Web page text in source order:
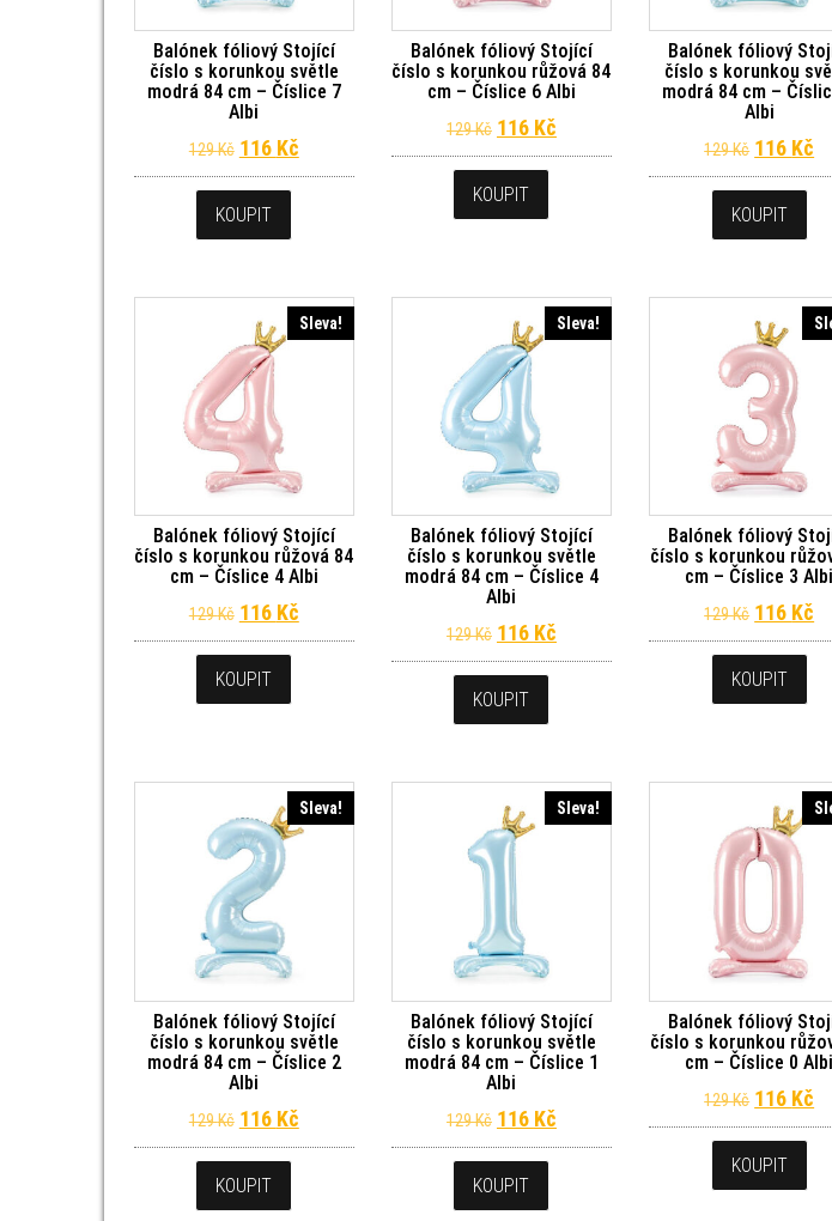
Balónek fóliový Stojící
číslo s korunkou světle
modrá 84 cm – Číslice 7
Albi
129Kč Původní cena byla: 129 Kč.
116 KčAktuální cena je: 116 Kč.
KOUPIT
Balónek fóliový Stojící
číslo s korunkou růžová 84
cm – Číslice 6 Albi
129Kč Původní cena byla: 129 Kč.
116 KčAktuální cena je: 116 Kč.
KOUPIT
Balónek fóliový
číslo s korunkou
modrá 84 cm –
Albi
129Kč Původní
116 Kč
KOUPIT
Sleva!
Balónek fóliový Stojící
číslo s korunkou růžová 84
cm – Číslice 4 Albi
129Kč Původní cena byla: 129 Kč.
116 KčAktuální cena je: 116 Kč.
KOUPIT
Sleva!
Balónek fóliový Stojící
číslo s korunkou světle
modrá 84 cm – Číslice 4
Albi
129Kč Původní cena byla: 129 Kč.
116 KčAktuální cena je: 116 Kč.
KOUPIT
Balónek fóliový
číslo s korunkou
cm – Číslice 3 Albi
129Kč Původní
116 Kč
KOUPIT
Sleva!
Balónek fóliový Stojící
číslo s korunkou světle
modrá 84 cm – Číslice 2
Albi
129Kč Původní cena byla: 129 Kč.
116 KčAktuální cena je: 116 Kč.
KOUPIT
Sleva!
Balónek fóliový Stojící
číslo s korunkou světle
modrá 84 cm – Číslice 1
Albi
129Kč Původní cena byla: 129 Kč.
116 KčAktuální cena je: 116 Kč.
KOUPIT
Balónek fóliový
číslo s korunkou
cm – Číslice 0 Albi
129Kč Původní
116 Kč
KOUPIT